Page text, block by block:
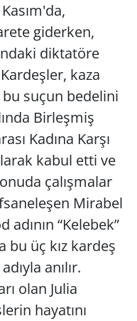
giderken,
diktatöre
kaza
suçun bedelini
Birleşmiş
Kadına Karşı
kabul etti ve
çalışmalar
Mirabel
“Kelebek”
bu üç kız kardeş
anılır.
olan Julia
hayatını